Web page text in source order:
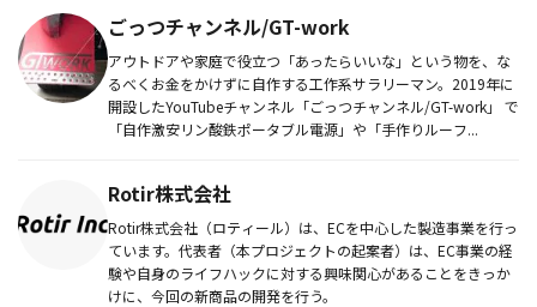
ごっつチャンネル/GT-work
アウトドアや家庭で役立つ「あったらいいな」という物を、な
るべくお金をかけずに自作する工作系サラリーマン。2019年に
開設したYouTubeチャンネル「ごっつチャンネル/GT-work」 で
「自作激安リン酸鉄ポータブル電源」や「手作りルーフ...
Rotir株式会社
Rotir株式会社（ロティール）は、ECを中心した製造事業を行っ
ています。代表者（本プロジェクトの起案者）は、EC事業の経
験や自身のライフハックに対する興味関心があることをきっか
けに、今回の新商品の開発を行う。